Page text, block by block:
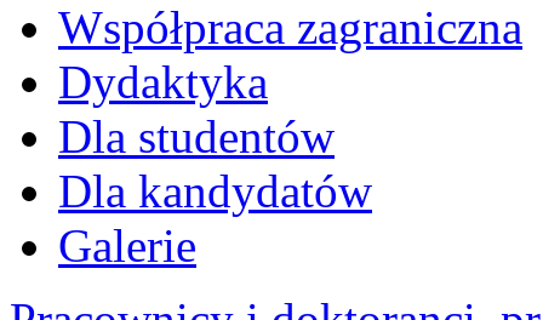
Współpraca zagraniczna
Dydaktyka
Dla studentów
Dla kandydatów
Galerie